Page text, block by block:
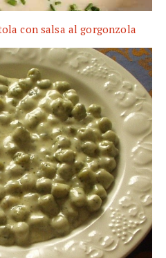
con salsa al gorgonzola